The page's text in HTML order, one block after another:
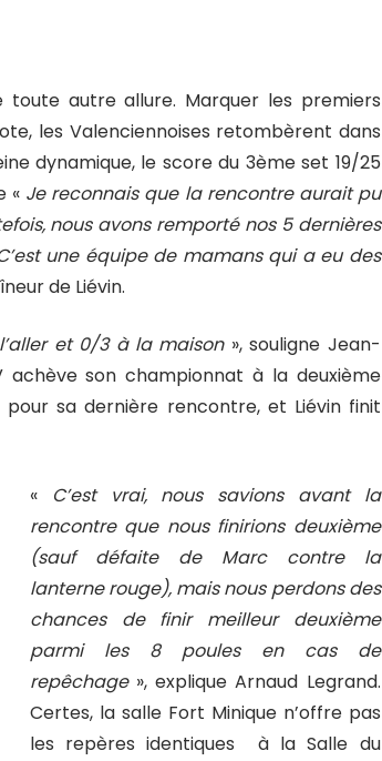
toute autre allure. Marquer les premiers
les Valenciennoises retombèrent dans
dynamique, le score du 3ème set 19/25
« Je reconnais que la rencontre aurait pu
nous avons remporté nos 5 dernières
une équipe de mamans qui a eu des
de Liévin.
et 0/3 à la maison », souligne Jean-
achève son championnat à la deuxième
sa dernière rencontre, et Liévin finit
« C’est vrai, nous savions avant la
rencontre que nous finirions deuxième
(sauf défaite de Marc contre la
lanterne rouge), mais nous perdons des
chances de finir meilleur deuxième
parmi les 8 poules en cas de
repêchage», explique Arnaud Legrand.
Certes, la salle Fort Minique n’offre pas
les repères identiques à la Salle du